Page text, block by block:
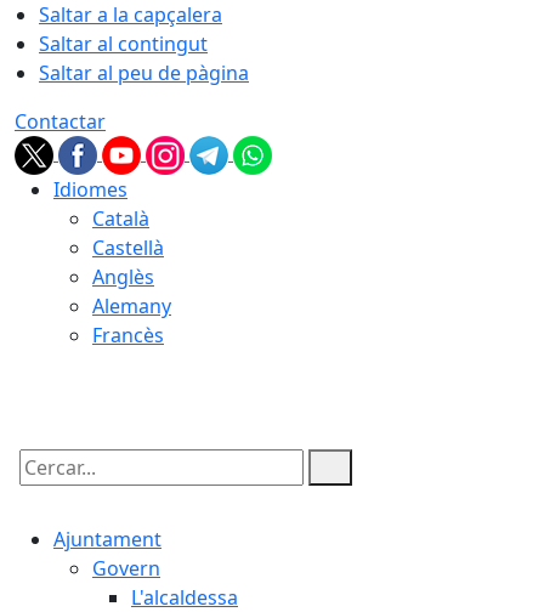
Saltar a la capçalera
Saltar al contingut
Saltar al peu de pàgina
Contactar
Idiomes
Català
Castellà
Anglès
Alemany
Francès
Cercar:
Ajuntament
Govern
L'alcaldessa